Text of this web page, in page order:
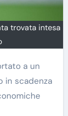
trovata intesa
in scadenza